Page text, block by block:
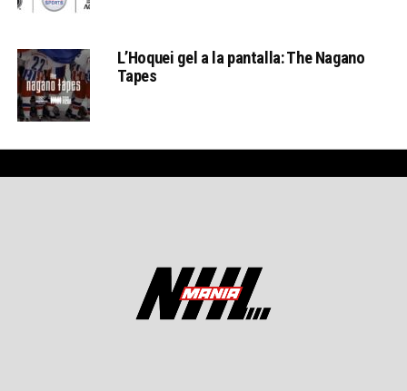
L’Hoquei gel a la pantalla: The Nagano
Tapes